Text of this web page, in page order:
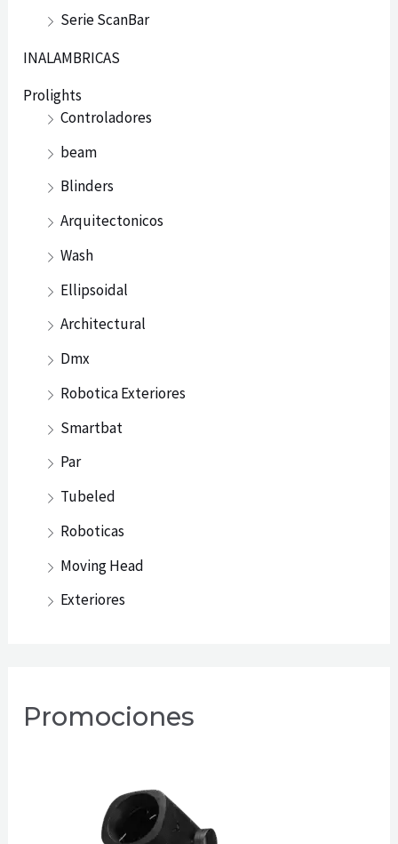
Serie ScanBar
INALAMBRICAS
Prolights
Controladores
beam
Blinders
Arquitectonicos
Wash
Ellipsoidal
Architectural
Dmx
Robotica Exteriores
Smartbat
Par
Tubeled
Roboticas
Moving Head
Exteriores
Promociones